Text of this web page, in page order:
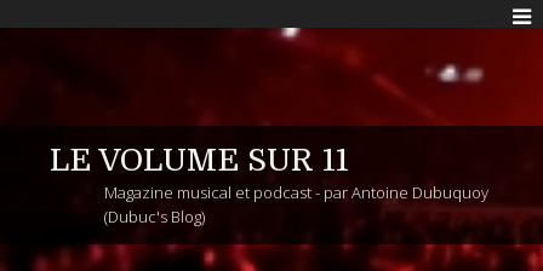
LE VOLUME SUR 11
Magazine musical et podcast - par Antoine Dubuquoy
(Dubuc's Blog)